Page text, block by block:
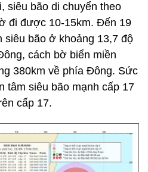
siêu bão di chuyển theo
đi được 10-15km. Đến 19
siêu bão ở khoảng 13,7 độ
cách bờ biển miền
380km về phía Đông. Sức
tâm siêu bão mạnh cấp 17
cấp 17.